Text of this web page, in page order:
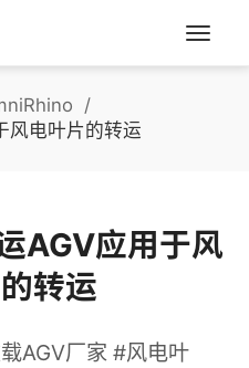
风电叶片的转运
AGV应用于风
转运
AGV厂家 #风电叶